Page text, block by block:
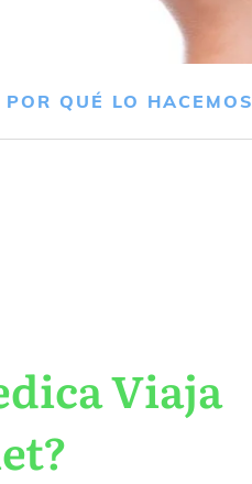
POR QUÉ LO HACEMOS
Viaja